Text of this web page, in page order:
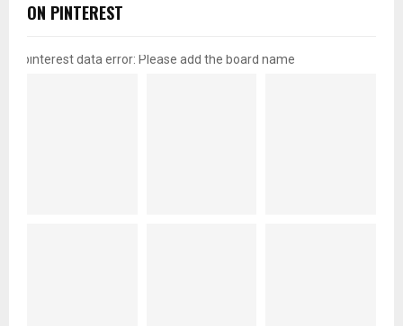
ON PINTEREST
pinterest data error: Please add the board name